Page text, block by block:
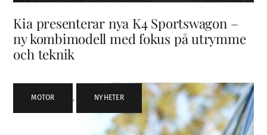
Kia presenterar nya K4 Sportswagon –
ny kombimodell med fokus på utrymme
och teknik
MOTOR , NYHETER